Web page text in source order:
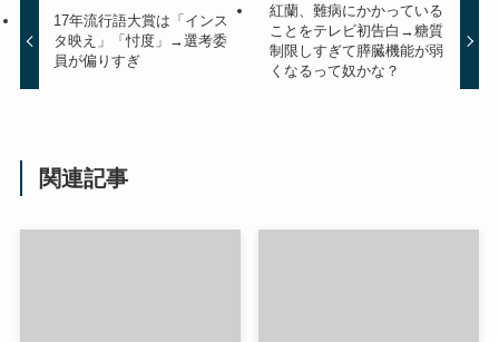
17年流行語大賞は「インス
タ映え」「忖度」→選考委
員が偏りすぎ
紅蘭、難病にかかっている
ことをテレビ初告白→糖質
制限しすぎて膵臓機能が弱
くなるって奴かな？
関連記事